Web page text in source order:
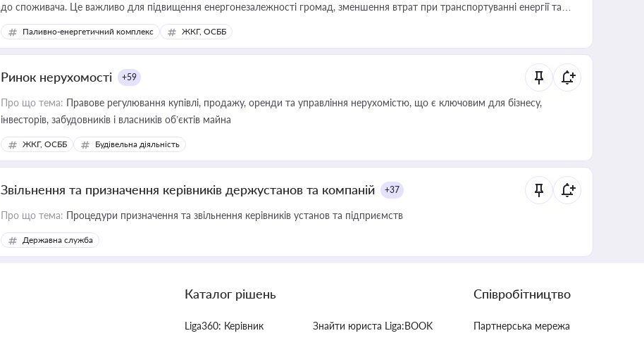
до споживача. Це важливо для підвищення енергонезалежності громад, зменшення втрат при транспортуванні енергії та
стимулювання розвитку відновлюваних джерел
Паливно-енергетичний комплекс ЖКГ, ОСББ
Ринок нерухомості +59
Про що тема: Правове регулювання купівлі, продажу, оренди та управління нерухомістю, що є ключовим для бізнесу,
інвесторів, забудовників і власників об’єктів майна
ЖКГ, ОСББ Будівельна діяльність
Звільнення та призначення керівників держустанов та компаній +37
Про що тема: Процедури призначення та звільнення керівників установ та підприємств
Державна служба
Каталог рішень
Liga360: Керівник Знайти юриста Liga:BOOK
Співробітництво
Партнерська мережа